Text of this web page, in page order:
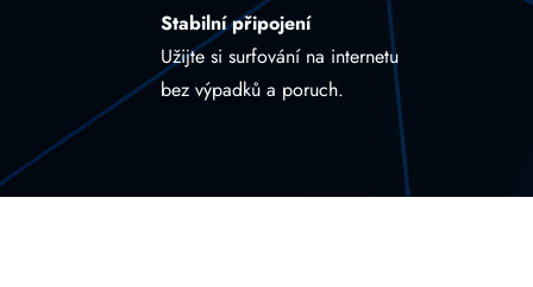
Stabilní připojení
Užijte si surfování na internetu
bez výpadků a poruch.